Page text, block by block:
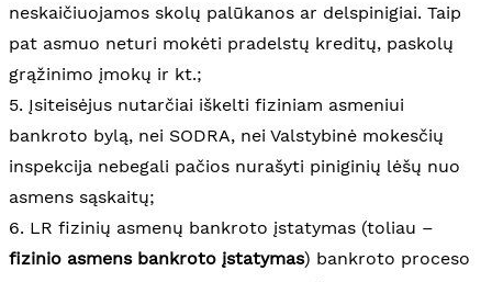
neskaičiuojamos skolų palūkanos ar delspinigiai. Taip
pat asmuo neturi mokėti pradelstų kreditų, paskolų
grąžinimo įmokų ir kt.;
5. Įsiteisėjus nutarčiai iškelti fiziniam asmeniui
bankroto bylą, nei SODRA, nei Valstybinė mokesčių
inspekcija nebegali pačios nurašyti piniginių lėšų nuo
asmens sąskaitų;
6. LR fizinių asmenų bankroto įstatymas (toliau –
fizinio asmens bankroto įstatymas) bankroto proceso